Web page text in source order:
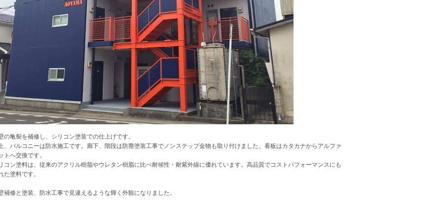
の亀裂を補修し、シリコン塗装での仕上げです。
、バルコニーは防水施工です。廊下、階段は防塵塗装工事でノンステップ金物も取り付けました。看板はカタカナからアルファ
トへ交換です。
コン塗料は、従来のアクリル樹脂やウレタン樹脂に比べ耐候性・耐紫外線に優れています。高品質でコストパフォーマンスにも
た塗料です。
補修と塗装、防水工事で見違えるような輝く外観になりました。